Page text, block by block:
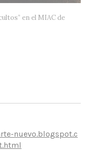
en el MIAC de
nuevo.blogspot.c